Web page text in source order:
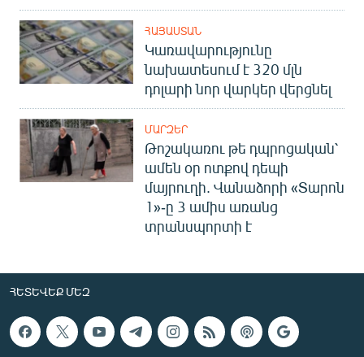
ՀԱՅԱՍՏԱՆ
Կառավարությունը
նախատեսում է 320 մլն
դոլարի նոր վարկեր վերցնել
ՄԱՐԶԵՐ
Թոշակառու թե դպրոցական՝
ամեն օր ոտքով դեպի
մայրուղի. Վանաձորի «Տարոն
1»-ը 3 ամիս առանց
տրանսպորտի է
ՀԵՏԵՎԵՔ ՄԵԶ